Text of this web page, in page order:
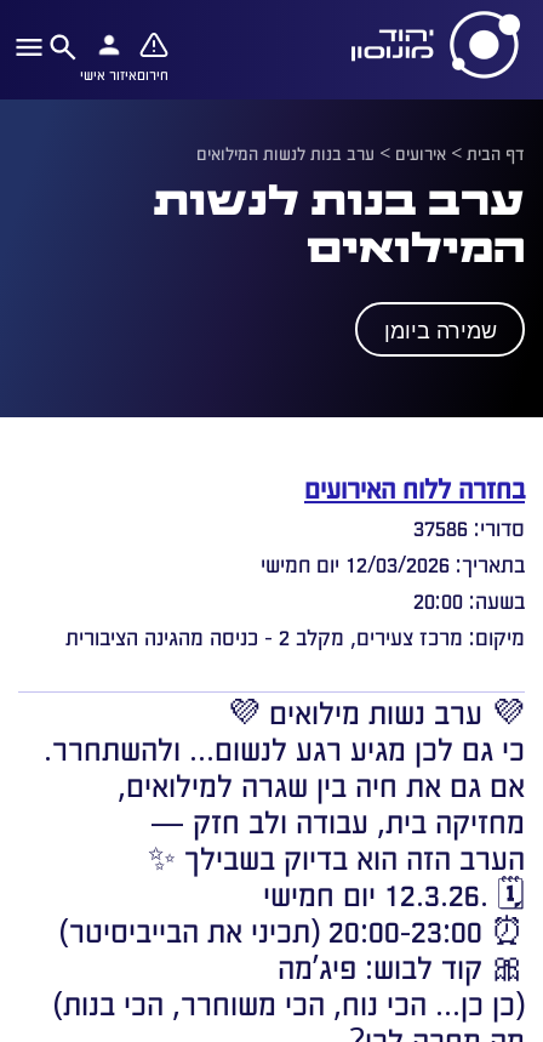
חירוםאיזור אישי
דף הבית> אירועים > ערב בנות לנשות המילואים
ערב בנות לנשות
המילואים
שמירה ביומן
בחזרה ללוח האירועים
סדורי: 37586
בתאריך: 12/03/2026 יום חמישי
בשעה: 20:00
מיקום: מרכז צעירים, מקלב 2 - כניסה מהגינה הציבורית
💜 ערב נשות מילואים 💜
כי גם לכן מגיע רגע לנשום… ולהשתחרר.
אם גם את חיה בין שגרה למילואים,
מחזיקה בית, עבודה ולב חזק —
הערב הזה הוא בדיוק בשבילך ✨
🗓 .12.3.26 יום חמישי
⏰ 20:00-23:00 (תכיני את הבייביסיטר)
🎀 קוד לבוש: פיג’מה
(כן כן… הכי נוח, הכי משוחרר, הכי בנות)